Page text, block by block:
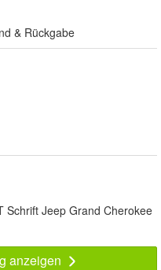
& Rückgabe
Schrift Jeep Grand Cherokee
anzeigen